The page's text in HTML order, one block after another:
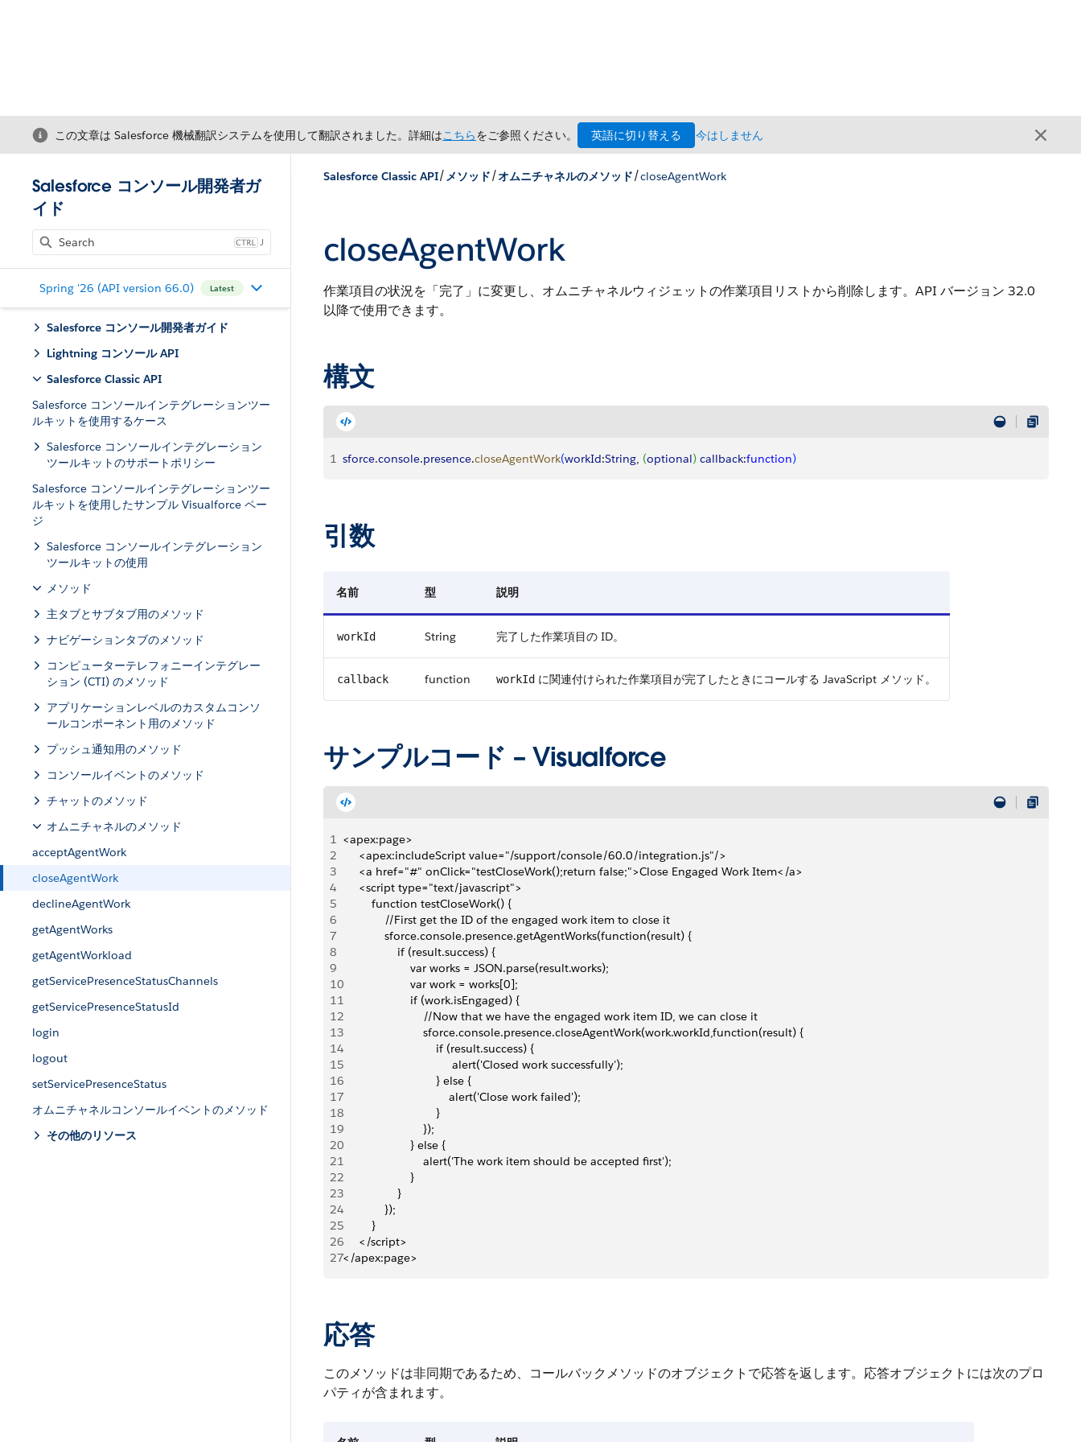
この文章は Salesforce 機械翻訳システムを使用して翻訳されました。詳細はこちらをご参照ください。 英語に切り替える 今はしません
Salesforce コンソール開発者ガ
イド
J
Spring '26 (API version 66.0) Latest
Salesforce コンソール開発者ガイド
Lightning コンソール API
Salesforce Classic API
Salesforce コンソールインテグレーションツー
ルキットを使用するケース
Salesforce コンソールインテグレーション
ツールキットのサポートポリシー
Salesforce コンソールインテグレーションツー
ルキットを使用したサンプル Visualforce ペー
ジ
Salesforce コンソールインテグレーション
ツールキットの使用
メソッド
主タブとサブタブ用のメソッド
ナビゲーションタブのメソッド
コンピューターテレフォニーインテグレー
ション (CTI) のメソッド
アプリケーションレベルのカスタムコンソ
ールコンポーネント用のメソッド
プッシュ通知用のメソッド
コンソールイベントのメソッド
チャットのメソッド
オムニチャネルのメソッド
acceptAgentWork
closeAgentWork
declineAgentWork
getAgentWorks
getAgentWorkload
getServicePresenceStatusChannels
getServicePresenceStatusId
login
logout
setServicePresenceStatus
オムニチャネルコンソールイベントのメソッド
その他のリソース
Salesforce Classic API/ メソッド/オムニチャネルのメソッド/closeAgentWork
closeAgentWork
作業項目の状況を「完了」に変更し、オムニチャネルウィジェットの作業項目リストから削除します。API バージョン 32.0
以降で使用できます。
構文
1 sforce.console.presence.closeAgentWork(workId:String, (optional) callback:function)
引数
名前 型 説明
workId String 完了した作業項目の ID。
callback function workId に関連付けられた作業項目が完了したときにコールする JavaScript メソッド。
サンプルコード – Visualforce
1 <apex:page>
2
     <apex:includeScript value="/support/console/60.0/integration.js"/>
3
     <a href="#" onClick="testCloseWork();return false;">Close Engaged Work Item</a>
4
     <script type="text/javascript">
5
         function testCloseWork() {
6
             //First get the ID of the engaged work item to close it
7
             sforce.console.presence.getAgentWorks(function(result) {
8
                 if (result.success) {
9
                     var works = JSON.parse(result.works);
10
                     var work = works[0];
11
                     if (work.isEngaged) {
12
                         //Now that we have the engaged work item ID, we can close it
13
                         sforce.console.presence.closeAgentWork(work.workId,function(result) {
14
                             if (result.success) {
15
                                  alert('Closed work successfully');
16
                             } else {
17
                                 alert('Close work failed');
18
                             }
19
                         });
20
                     } else {
21
                         alert('The work item should be accepted first');
22
                     }
23
                 }
24
             });
25
         }
26
     </script>
27</apex:page>
応答
このメソッドは非同期であるため、コールバックメソッドのオブジェクトで応答を返します。応答オブジェクトには次のプロ
パティが含まれます。